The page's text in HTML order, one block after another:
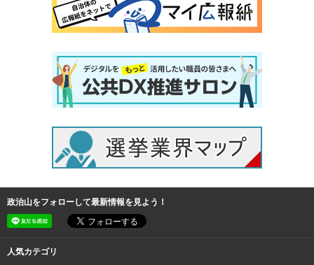
政治山をフォローして最新情報を見よう！
人気カテゴリ